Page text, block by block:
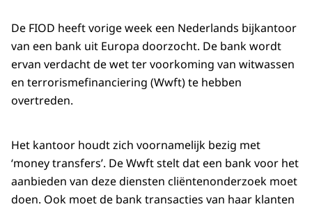
De FIOD heeft vorige week een Nederlands bijkantoor
van een bank uit Europa doorzocht. De bank wordt
ervan verdacht de wet ter voorkoming van witwassen
en terrorismefinanciering (Wwft) te hebben
overtreden.
Het kantoor houdt zich voornamelijk bezig met
‘money transfers’. De Wwft stelt dat een bank voor het
aanbieden van deze diensten cliëntenonderzoek moet
doen. Ook moet de bank transacties van haar klanten